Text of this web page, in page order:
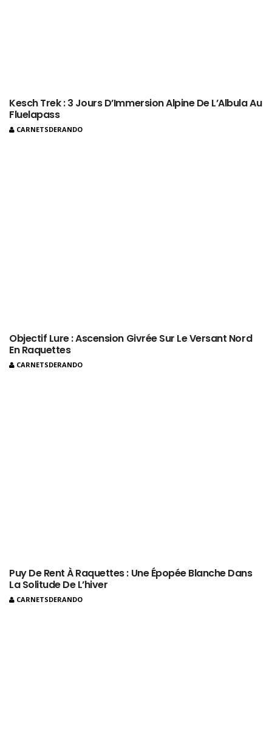
Kesch Trek : 3 Jours D’Immersion Alpine De L’Albula Au
Fluelapass
CARNETSDERANDO
Objectif Lure : Ascension Givrée Sur Le Versant Nord
En Raquettes
CARNETSDERANDO
Puy De Rent À Raquettes : Une Épopée Blanche Dans
La Solitude De L’hiver
CARNETSDERANDO